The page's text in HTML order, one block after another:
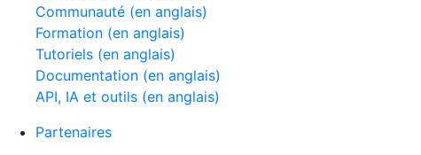
Communauté (en anglais)
Formation (en anglais)
Tutoriels (en anglais)
Documentation (en anglais)
API, IA et outils (en anglais)
Partenaires